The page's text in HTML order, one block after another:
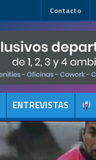
Contacto
ENTREVISTAS